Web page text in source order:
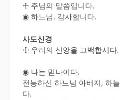
☩ 주님의 말씀입니다.
◉ 하느님, 감사합니다.
사도신경
☩ 우리의 신앙을 고백합시다.
◉ 나는 믿나이다.
전능하신 하느님 아버지, 하
다.